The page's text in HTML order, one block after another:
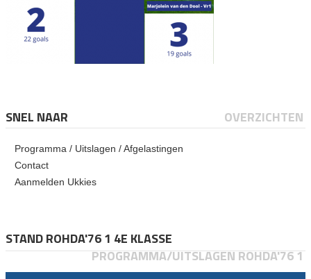
SNEL NAAR OVERZICHTEN
Programma / Uitslagen / Afgelastingen
Contact
Aanmelden Ukkies
STAND ROHDA'76 1 4E KLASSE
PROGRAMMA/UITSLAGEN ROHDA'76 1